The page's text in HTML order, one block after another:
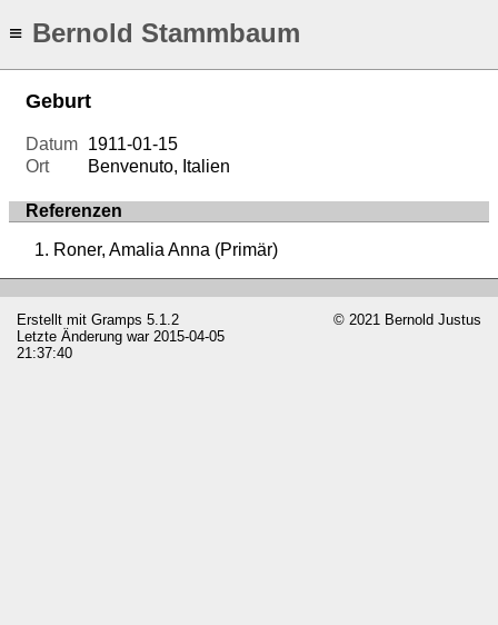
≡ Bernold Stammbaum
Geburt
Datum 1911-01-15
Ort
Benvenuto, Italien
Referenzen
Roner, Amalia Anna (Primär)
Erstellt mit Gramps 5.1.2
Letzte Änderung war 2015-04-05
21:37:40
© 2021 Bernold Justus